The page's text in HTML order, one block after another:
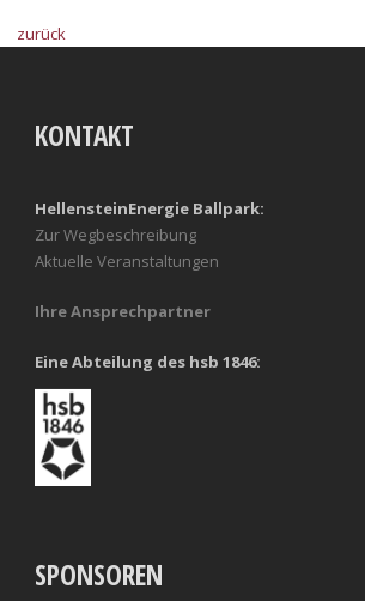
zurück
KONTAKT
HellensteinEnergie Ballpark:
Zur Wegbeschreibung
Aktuelle Veranstaltungen
Ihre Ansprechpartner
Eine Abteilung des hsb 1846:
SPONSOREN